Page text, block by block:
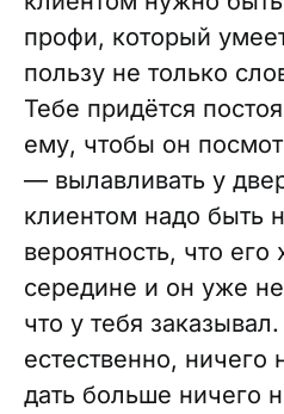
профи, который
пользу не только
Тебе придётся
ему, чтобы он
— вылавливать у
клиентом надо быть
вероятность, что его
середине и он уже не
что у тебя
естественно, ничего
дать больше ничего